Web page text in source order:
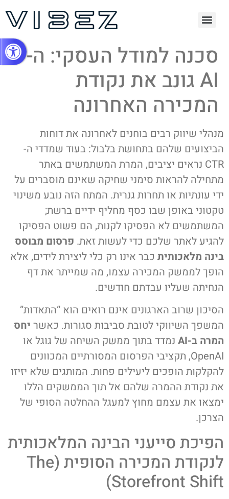
Open toolbarסכנה למודל העסקי: ה-
AI גונב את נקודת
המכירה האחרונה
מנהלי שיווק רבים בוחנים לאחרונה את דוחות
הביצועים שלהם בתחושת בלבול: בעוד שמדדי ה-
CTR נראים יציבים, המרת המשתמשים באתר
מתחילה להראות סימני שחיקה שאינם מוסברים על
ידי עונתיות או תחרות גנרית. המתח הזה נובע משינוי
טקטוני באופן שבו כסף מחליף ידיים ברשת;
המשתמשים לא הפסיקו לקנות, הם פשוט הפסיקו
להגיע לאתר שלכם כדי לעשות זאת. פרסום מבוסס
בינה מלאכותית כבר אינו רק כלי ליצירת לידים, אלא
הופך לממשק המכירה עצמו, מה שמייתר את דף
הנחיתה שעליו עבדתם חודשים.
הסיכון שרוב הארגונים אינם רואים הוא “התאדות”
המשפך השיווקי לטובת סביבות סגורות. כאשר יחס
המרה ב-AI
נמדד בתוך ממשק השיחה של גוגל או
OpenAI, תקציבי הפרסום המסורתיים המכוונים
להקלקות הופכים ליעילים פחות. המותגים שלא יזיזו
את נקודת ההמרה שלהם אל תוך הממשקים הללו
ימצאו את עצמם מחוץ למעגל ההחלטה הסופי של
הצרכן.
הפיכת סייעני הבינה המלאכותית
לנקודת המכירה הסופית (The
Storefront Shift)